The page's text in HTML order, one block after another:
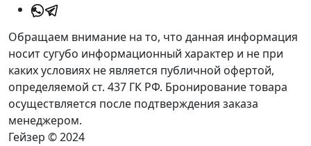
Обращаем внимание на то, что данная информация
носит сугубо информационный характер и не при
каких условиях не является публичной офертой,
определяемой ст. 437 ГК РФ. Бронирование товара
осуществляется после подтверждения заказа
менеджером.
Гейзер © 2024